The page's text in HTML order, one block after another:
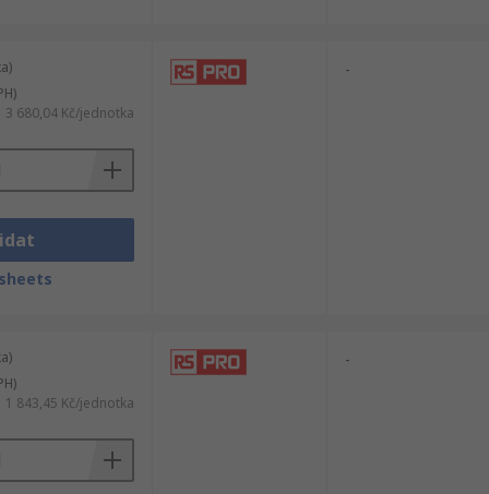
3 680,04 Kč/jednotka
-
1 843,45 Kč/jednotka
-